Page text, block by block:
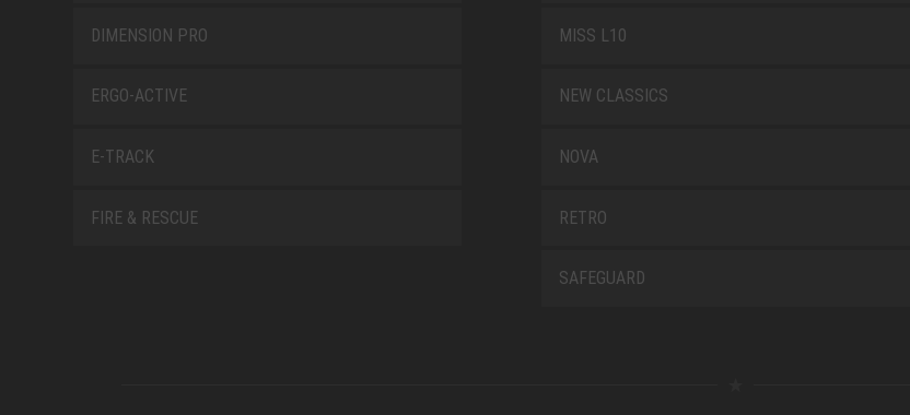
DIMENSION PRO
ERGO-ACTIVE
E-TRACK
FIRE & RESCUE
MISS L10
NEW CLASSICS
NOVA
RETRO
SAFEGUARD